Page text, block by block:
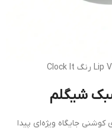
شیگلم
جایگاه ویژه‌ای پیدا